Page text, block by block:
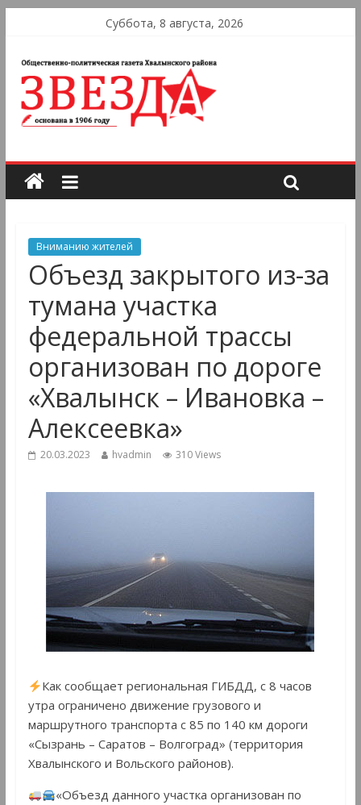
Суббота, 8 августа, 2026
Вниманию жителей
Объезд закрытого из-за
тумана участка
федеральной трассы
организован по дороге
«Хвалынск – Ивановка –
Алексеевка»
20.03.2023 hvadmin 310 Views
Как сообщает региональная ГИБДД, с 8 часов
утра ограничено движение грузового и
маршрутного транспорта с 85 по 140 км дороги
«Сызрань – Саратов – Волгоград» (территория
Хвалынского и Вольского районов).
«Объезд данного участка организован по